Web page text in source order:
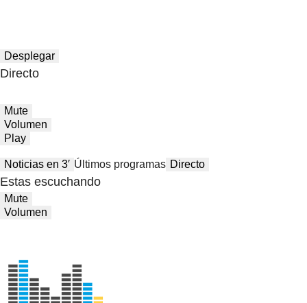
Desplegar
Directo
Mute
Volumen
Play
Noticias en 3′ Últimos programas Directo
Estas escuchando
Mute
Volumen